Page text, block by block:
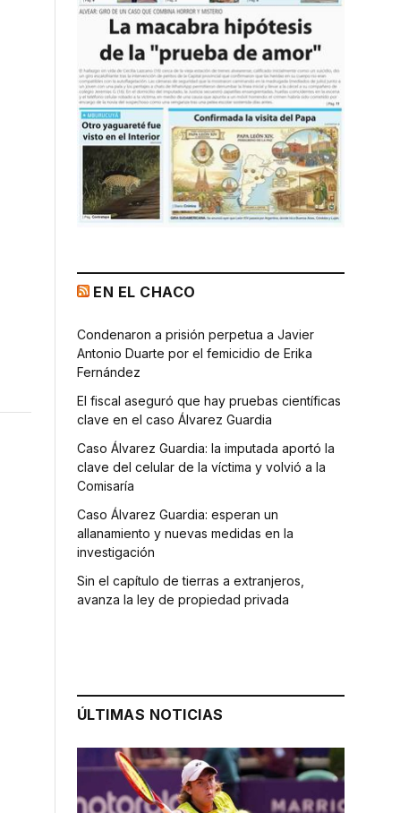
EN EL CHACO
Condenaron a prisión perpetua a Javier
Antonio Duarte por el femicidio de Erika
Fernández
El fiscal aseguró que hay pruebas científicas
clave en el caso Álvarez Guardia
Caso Álvarez Guardia: la imputada aportó la
clave del celular de la víctima y volvió a la
Comisaría
Caso Álvarez Guardia: esperan un
allanamiento y nuevas medidas en la
investigación
Sin el capítulo de tierras a extranjeros,
avanza la ley de propiedad privada
ÚLTIMAS NOTICIAS